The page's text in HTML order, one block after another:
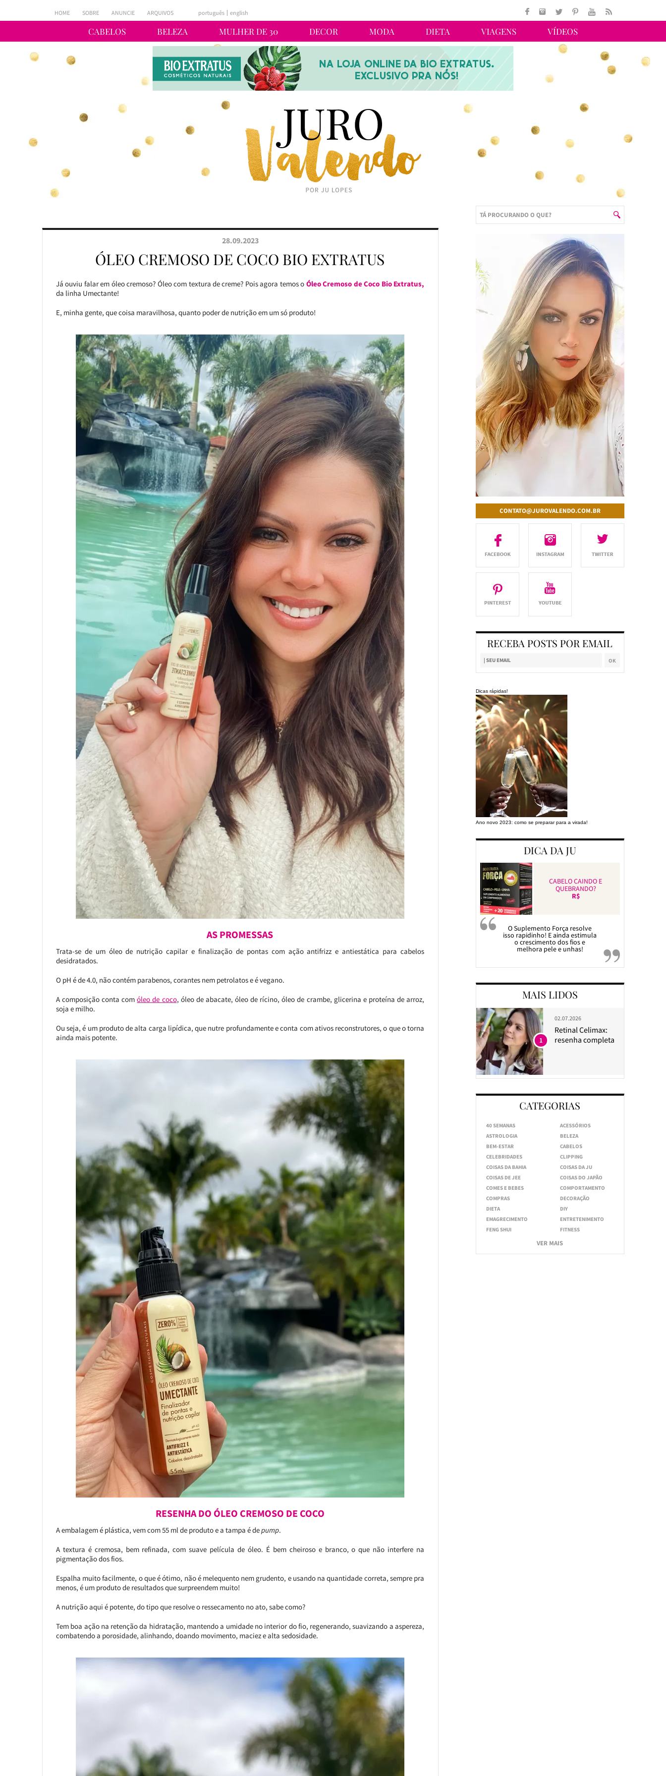
CABELOS BELEZA MULHER DE 30 DECOR MODA DIETA VIAGENS VÍDEOS
HOME SOBRE ANUNCIE ARQUIVOS português english
28.09.2023
ÓLEO CREMOSO DE COCO BIO EXTRATUS
Já ouviu falar em óleo cremoso? Óleo com textura de creme? Pois agora temos o Óleo Cremoso de Coco Bio Extratus,
da linha Umectante!
E, minha gente, que coisa maravilhosa, quanto poder de nutrição em um só produto!
AS PROMESSAS
Trata-se de um óleo de nutrição capilar e finalização de pontas com ação antifrizz e antiestática para cabelos
desidratados.
O pH é de 4.0, não contém parabenos, corantes nem petrolatos e é vegano.
A composição conta comóleo de coco, óleo de abacate, óleo de rícino, óleo de crambe, glicerina e proteína de arroz,
soja e milho.
Ou seja, é um produto de alta carga lipídica, que nutre profundamente e conta com ativos reconstrutores, o que o torna
ainda mais potente.
RESENHA DO ÓLEO CREMOSO DE COCO
A embalagem é plástica, vem com 55 ml de produto e a tampa é depump.
A textura é cremosa, bem refinada, com suave película de óleo. É bem cheiroso e branco, o que não interfere na
pigmentação dos fios.
Espalha muito facilmente, o que é ótimo, não é melequento nem grudento, e usando na quantidade correta, sempre pra
menos, é um produto de resultados que surpreendem muito!
A nutrição aqui é potente, do tipo que resolve o ressecamento no ato, sabe como?
Tem boa ação na retenção da hidratação, mantendo a umidade no interior do fio, regenerando, suavizando a aspereza,
combatendo a porosidade, alinhando, doando movimento, maciez e alta sedosidade.
CONTATO@JUROVALENDO.COM.BR
RECEBA POSTS POR EMAIL
Dicas rápidas!
Ano novo 2023: como se preparar para a virada!
DICA DA JU
CABELO CAINDO E
QUEBRANDO?
R$
O Suplemento Força resolve
isso rapidinho! E ainda estimula
o crescimento dos fios e
melhora pele e unhas!
MAIS LIDOS
02.07.2026
Retinal Celimax:
resenha completa
1
CATEGORIAS
40 SEMANAS
ACESSÓRIOS
ASTROLOGIA
BELEZA
BEM-ESTAR
CABELOS
CELEBRIDADES
CLIPPING
COISAS DA BAHIA
COISAS DA JU
COISAS DE JEE
COISAS DO JAPÃO
COMES E BEBES
COMPORTAMENTO
COMPRAS
DECORAÇÃO
DIETA
DIY
EMAGRECIMENTO
ENTRETENIMENTO
FENG SHUI
FITNESS
VER MAIS